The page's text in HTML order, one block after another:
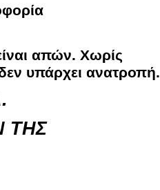
απών. Χωρίς
υπάρχει ανατροπή.
ΤΗΣ